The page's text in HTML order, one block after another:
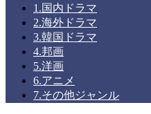
1.国内ドラマ
2.海外ドラマ
3.韓国ドラマ
4.邦画
5.洋画
6.アニメ
7.その他ジャンル